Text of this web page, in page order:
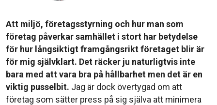
Att miljö, företagsstyrning och hur man som
företag påverkar samhället i stort har betydelse
för hur långsiktigt framgångsrikt företaget blir är
för mig självklart. Det räcker ju naturligtvis inte
bara med att vara bra på hållbarhet men det är en
viktig pusselbit. Jag är dock övertygad om att
företag som sätter press på sig själva att minimera